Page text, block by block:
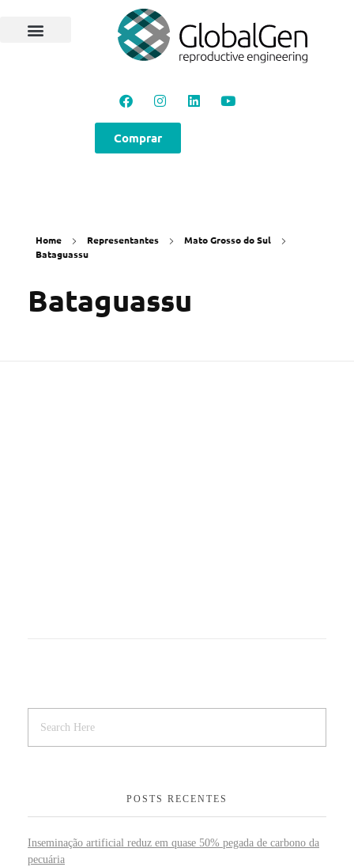
Comprar
Home Representantes
Mato Grosso do Sul
Bataguassu
Bataguassu
POSTS RECENTES
Inseminação artificial reduz em quase 50% pegada de carbono da
pecuária